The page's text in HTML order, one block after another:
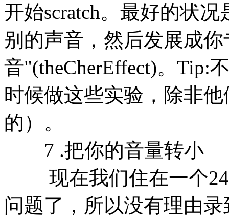
开始scratch。最好的状
别的声音，然后发展成
音"(theCherEffect)。Tip:
时候做这些实验，除非
的）。
7 .把你的音量转小
现在我们住在一个
问题了，所以没有理由